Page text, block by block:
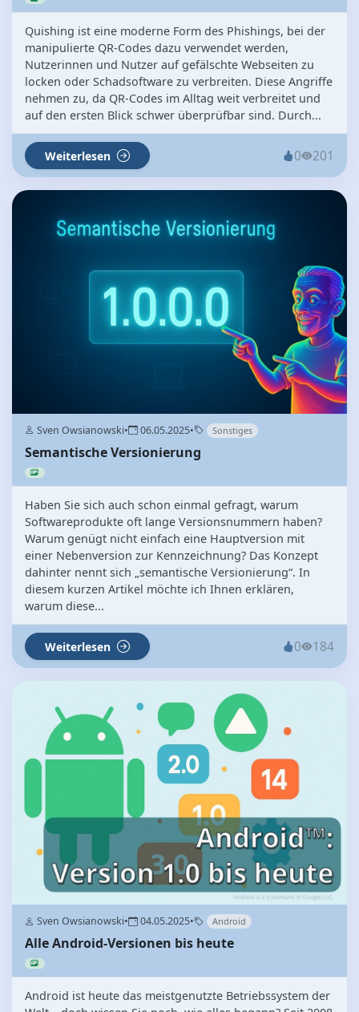
Quishing ist eine moderne Form des Phishings, bei der
manipulierte QR-Codes dazu verwendet werden,
Nutzerinnen und Nutzer auf gefälschte Webseiten zu
locken oder Schadsoftware zu verbreiten. Diese Angriffe
nehmen zu, da QR-Codes im Alltag weit verbreitet und
auf den ersten Blick schwer überprüfbar sind. Durch...
Weiterlesen 0 201
Sven Owsianowski• 06.05.2025• Sonstiges
Semantische Versionierung
Haben Sie sich auch schon einmal gefragt, warum
Softwareprodukte oft lange Versionsnummern haben?
Warum genügt nicht einfach eine Hauptversion mit
einer Nebenversion zur Kennzeichnung? Das Konzept
dahinter nennt sich „semantische Versionierung“. In
diesem kurzen Artikel möchte ich Ihnen erklären,
warum diese...
Weiterlesen 0 184
Sven Owsianowski• 04.05.2025• Android
Alle Android-Versionen bis heute
Android ist heute das meistgenutzte Betriebssystem der